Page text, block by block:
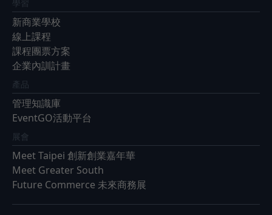
學習
新商業學校
線上課程
課程團票方案
企業內訓計畫
產品
管理知識庫
EventGO活動平台
展會
Meet Taipei 創新創業嘉年華
Meet Greater South
Future Commerce 未來商務展